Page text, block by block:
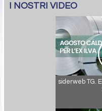
I NOSTRI VIDEO
siderweb TG.